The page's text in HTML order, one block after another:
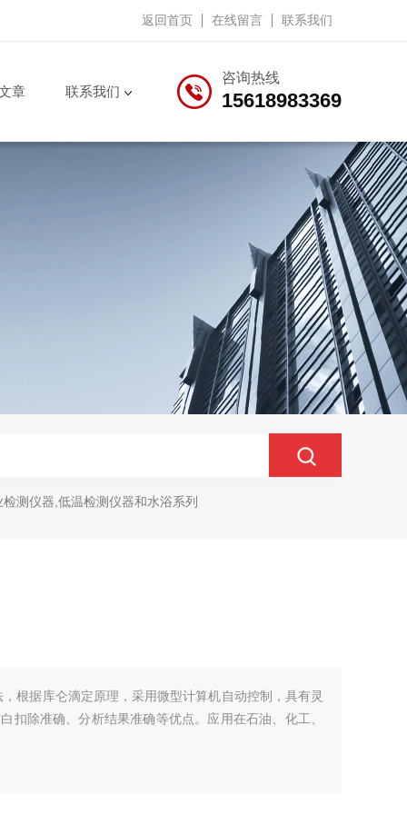
返回首页 在线留言 联系我们
咨询热线
15618983369
章 联系我们
测仪器,低温检测仪器和水浴系列
根据库仑滴定原理，采用微型计算机自动控制，具有灵
扣除准确、分析结果准确等优点。应用在石油、化工、